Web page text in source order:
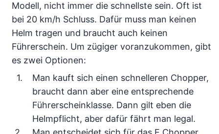
Modell, nicht immer die schnellste sein. Oft ist
bei 20 km/h Schluss. Dafür muss man keinen
Helm tragen und braucht auch keinen
Führerschein. Um zügiger voranzukommen, gibt
es zwei Optionen:
Man kauft sich einen schnelleren Chopper,
braucht dann aber eine entsprechende
Führerscheinklasse. Dann gilt eben die
Helmpflicht, aber dafür fährt man legal.